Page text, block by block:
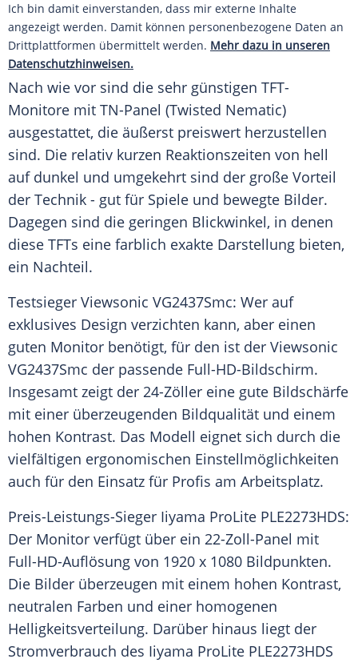
Ich bin damit einverstanden, dass mir externe Inhalte
angezeigt werden. Damit können personenbezogene Daten an
Drittplattformen übermittelt werden. Mehr dazu in unseren
Datenschutzhinweisen.
Nach wie vor sind die sehr günstigen TFT-
Monitore mit TN-Panel (Twisted Nematic)
ausgestattet, die äußerst preiswert herzustellen
sind. Die relativ kurzen Reaktionszeiten von hell
auf dunkel und umgekehrt sind der große Vorteil
der Technik - gut für Spiele und bewegte Bilder.
Dagegen sind die geringen Blickwinkel, in denen
diese TFTs eine farblich exakte Darstellung bieten,
ein Nachteil.
Testsieger Viewsonic VG2437Smc: Wer auf
exklusives Design verzichten kann, aber einen
guten Monitor benötigt, für den ist der Viewsonic
VG2437Smc der passende Full-HD-Bildschirm.
Insgesamt zeigt der 24-Zöller eine gute Bildschärfe
mit einer überzeugenden Bildqualität und einem
hohen Kontrast. Das Modell eignet sich durch die
vielfältigen ergonomischen Einstellmöglichkeiten
auch für den Einsatz für Profis am Arbeitsplatz.
Preis-Leistungs-Sieger Iiyama ProLite PLE2273HDS:
Der Monitor verfügt über ein 22-Zoll-Panel mit
Full-HD-Auflösung von 1920 x 1080 Bildpunkten.
Die Bilder überzeugen mit einem hohen Kontrast,
neutralen Farben und einer homogenen
Helligkeitsverteilung. Darüber hinaus liegt der
Stromverbrauch des Iiyama ProLite PLE2273HDS